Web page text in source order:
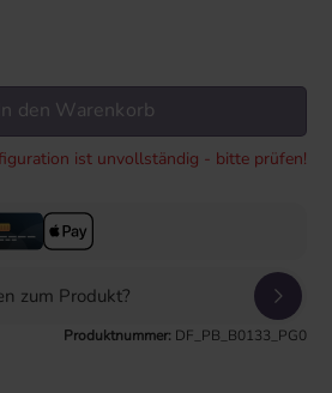
In den Warenkorb
ist unvollständig - bitte prüfen!
zum Produkt?
Produktnummer: DF_PB_B0133_PG0